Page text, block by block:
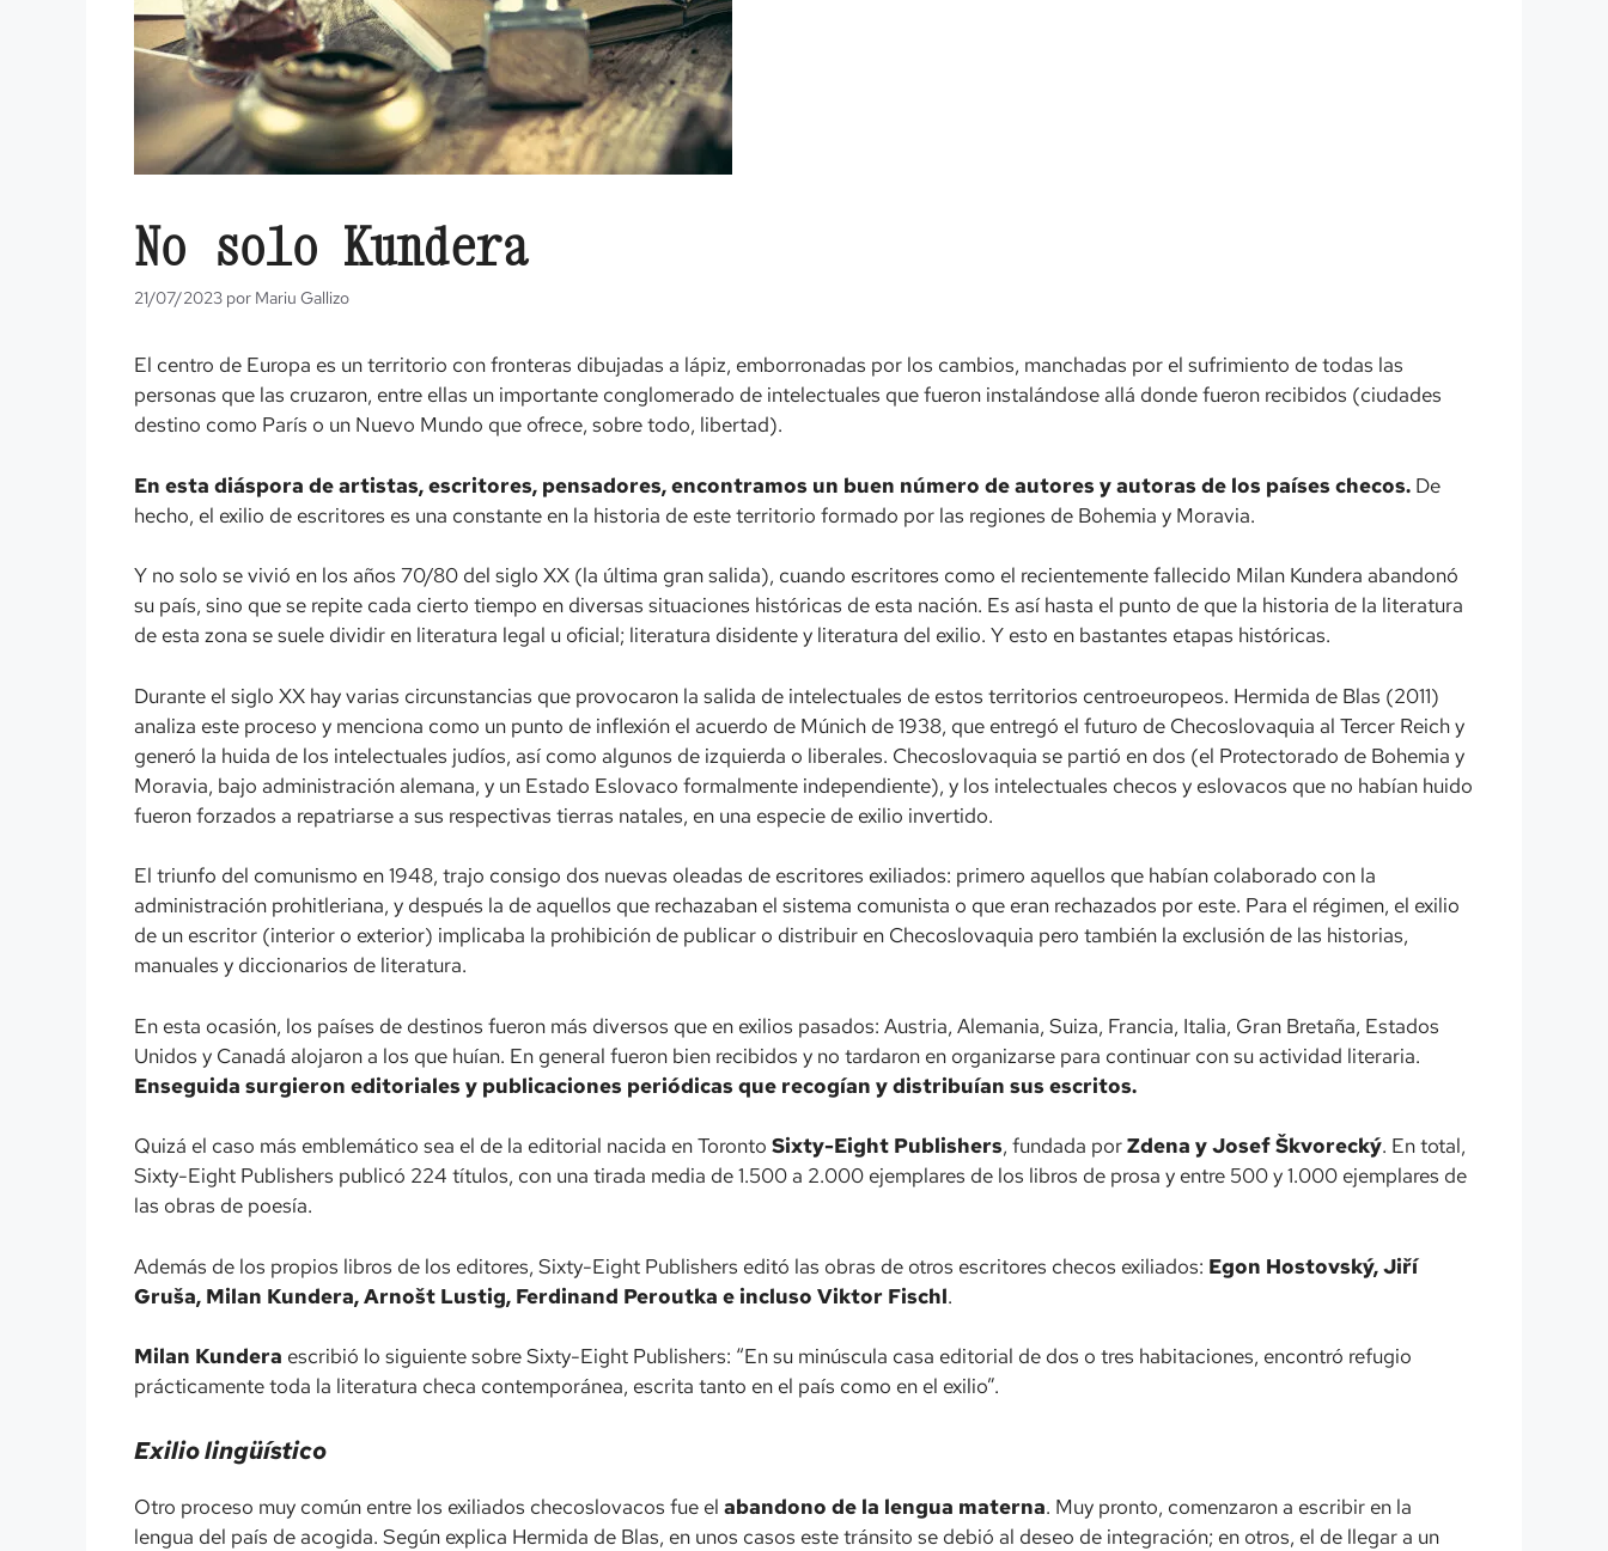
No solo Kundera
21/07/2023 por Mariu Gallizo
El centro de Europa es un territorio con fronteras dibujadas a lápiz, emborronadas por los cambios, manchadas por el sufrimiento de todas las
personas que las cruzaron, entre ellas un importante conglomerado de intelectuales que fueron instalándose allá donde fueron recibidos (ciudades
destino como París o un Nuevo Mundo que ofrece, sobre todo, libertad).
En esta diáspora de artistas, escritores, pensadores, encontramos un buen número de autores y autoras de los países checos. De
hecho, el exilio de escritores es una constante en la historia de este territorio formado por las regiones de Bohemia y Moravia.
Y no solo se vivió en los años 70/80 del siglo XX (la última gran salida), cuando escritores como el recientemente fallecido Milan Kundera abandonó
su país, sino que se repite cada cierto tiempo en diversas situaciones históricas de esta nación. Es así hasta el punto de que la historia de la literatura
de esta zona se suele dividir en literatura legal u oficial; literatura disidente y literatura del exilio. Y esto en bastantes etapas históricas.
Durante el siglo XX hay varias circunstancias que provocaron la salida de intelectuales de estos territorios centroeuropeos. Hermida de Blas (2011)
analiza este proceso y menciona como un punto de inflexión el acuerdo de Múnich de 1938, que entregó el futuro de Checoslovaquia al Tercer Reich y
generó la huida de los intelectuales judíos, así como algunos de izquierda o liberales. Checoslovaquia se partió en dos (el Protectorado de Bohemia y
Moravia, bajo administración alemana, y un Estado Eslovaco formalmente independiente), y los intelectuales checos y eslovacos que no habían huido
fueron forzados a repatriarse a sus respectivas tierras natales, en una especie de exilio invertido.
El triunfo del comunismo en 1948, trajo consigo dos nuevas oleadas de escritores exiliados: primero aquellos que habían colaborado con la
administración prohitleriana, y después la de aquellos que rechazaban el sistema comunista o que eran rechazados por este. Para el régimen, el exilio
de un escritor (interior o exterior) implicaba la prohibición de publicar o distribuir en Checoslovaquia pero también la exclusión de las historias,
manuales y diccionarios de literatura.
En esta ocasión, los países de destinos fueron más diversos que en exilios pasados: Austria, Alemania, Suiza, Francia, Italia, Gran Bretaña, Estados
Unidos y Canadá alojaron a los que huían. En general fueron bien recibidos y no tardaron en organizarse para continuar con su actividad literaria.
Enseguida surgieron editoriales y publicaciones periódicas que recogían y distribuían sus escritos.
Quizá el caso más emblemático sea el de la editorial nacida en Toronto Sixty-Eight Publishers, fundada porZdena y Josef Škvorecký. En total,
Sixty-Eight Publishers publicó 224 títulos, con una tirada media de 1.500 a 2.000 ejemplares de los libros de prosa y entre 500 y 1.000 ejemplares de
las obras de poesía.
Además de los propios libros de los editores, Sixty-Eight Publishers editó las obras de otros escritores checos exiliados: Egon Hostovský, Jiří
Gruša, Milan Kundera, Arnošt Lustig, Ferdinand Peroutka e incluso Viktor Fischl.
Milan Kundera escribió lo siguiente sobre Sixty-Eight Publishers: “En su minúscula casa editorial de dos o tres habitaciones, encontró refugio
prácticamente toda la literatura checa contemporánea, escrita tanto en el país como en el exilio”.
Exilio lingüístico
Otro proceso muy común entre los exiliados checoslovacos fue el abandono de la lengua materna. Muy pronto, comenzaron a escribir en la
lengua del país de acogida. Según explica Hermida de Blas, en unos casos este tránsito se debió al deseo de integración; en otros, el de llegar a un